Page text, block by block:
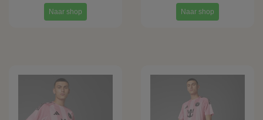
Naar shop
Naar shop